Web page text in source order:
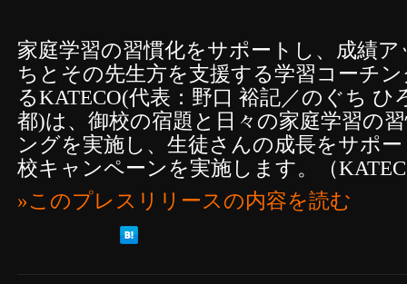
家庭学習の習慣化をサポートし、成績
ちとその先生方を支援する学習コーチ
るKATECO(代表：野口 裕記／のぐち ひ
都)は、御校の宿題と日々の家庭学習の
ングを実施し、生徒さんの成長をサポ
校キャンペーンを実施します。（
»このプレスリリースの内容を読む